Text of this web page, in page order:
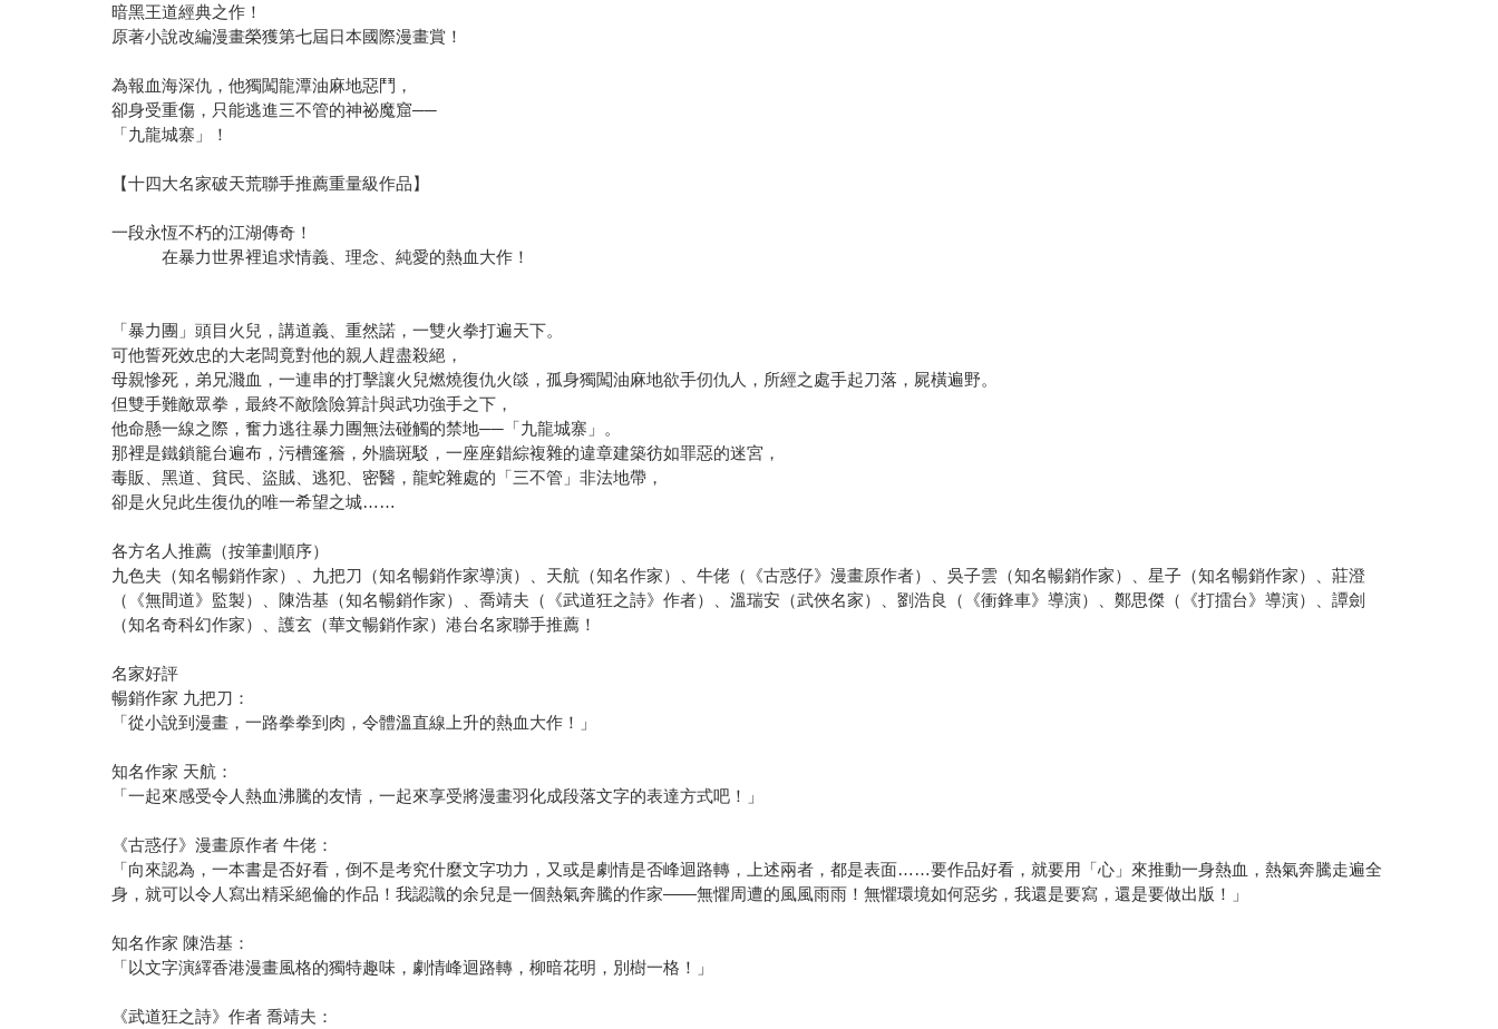
暗黑王道經典之作！
原著小說改編漫畫榮獲第七屆日本國際漫畫賞！
為報血海深仇，他獨闖龍潭油麻地惡鬥，
卻身受重傷，只能逃進三不管的神祕魔窟──
「九龍城寨」！
【十四大名家破天荒聯手推薦重量級作品】
一段永恆不朽的江湖傳奇！
在暴力世界裡追求情義、理念、純愛的熱血大作！
「暴力團」頭目火兒，講道義、重然諾，一雙火拳打遍天下。
可他誓死效忠的大老闆竟對他的親人趕盡殺絕，
母親慘死，弟兄濺血，一連串的打擊讓火兒燃燒復仇火燄，孤身獨闖油麻地欲手仞仇人，所經之處手起刀落，屍橫遍野。
但雙手難敵眾拳，最終不敵陰險算計與武功強手之下，
他命懸一線之際，奮力逃往暴力團無法碰觸的禁地──「九龍城寨」。
那裡是鐵鎖籠台遍布，污槽篷簷，外牆斑駁，一座座錯綜複雜的違章建築彷如罪惡的迷宮，
毒販、黑道、貧民、盜賊、逃犯、密醫，龍蛇雜處的「三不管」非法地帶，
卻是火兒此生復仇的唯一希望之城……
各方名人推薦（按筆劃順序）
九色夫（知名暢銷作家）、九把刀（知名暢銷作家導演）、天航（知名作家）、牛佬（《古惑仔》漫畫原作者）、吳子雲（知名暢銷作家）、星子（知名暢銷作家）、莊澄
（《無間道》監製）、陳浩基（知名暢銷作家）、喬靖夫（《武道狂之詩》作者）、溫瑞安（武俠名家）、劉浩良（《衝鋒車》導演）、鄭思傑（《打擂台》導演）、譚劍
（知名奇科幻作家）、護玄（華文暢銷作家）港台名家聯手推薦！
名家好評
暢銷作家 九把刀：
「從小說到漫畫，一路拳拳到肉，令體溫直線上升的熱血大作！」
知名作家 天航：
「一起來感受令人熱血沸騰的友情，一起來享受將漫畫羽化成段落文字的表達方式吧！」
《古惑仔》漫畫原作者 牛佬：
「向來認為，一本書是否好看，倒不是考究什麼文字功力，又或是劇情是否峰迴路轉，上述兩者，都是表面……要作品好看，就要用「心」來推動一身熱血，熱氣奔騰走遍全
身，就可以令人寫出精采絕倫的作品！我認識的余兒是一個熱氣奔騰的作家——無懼周遭的風風雨雨！無懼環境如何惡劣，我還是要寫，還是要做出版！」
知名作家 陳浩基：
「以文字演繹香港漫畫風格的獨特趣味，劇情峰迴路轉，柳暗花明，別樹一格！」
《武道狂之詩》作者 喬靖夫：